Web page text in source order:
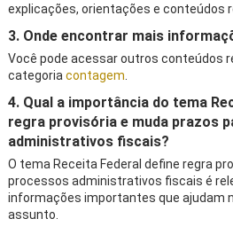
explicações, orientações e conteúdos
3. Onde encontrar mais
Você pode acessar outros conteúdos
categoria contagem
4. Qual a importância do tema
regra provisória e muda prazos
administrativos fiscais?
O tema Receita Federal define regra
processos administrativos fiscais é
informações importantes que ajudam
assunto.